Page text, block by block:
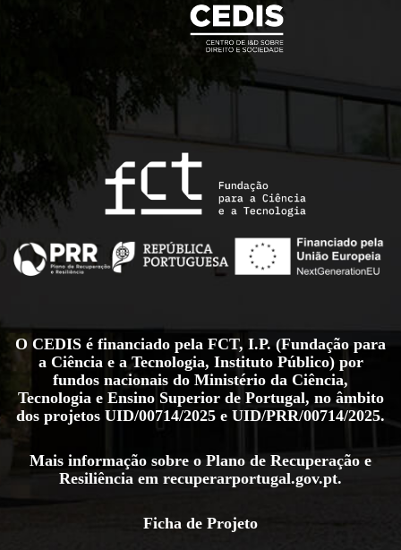
O CEDIS é financiado pela FCT, I.P. (Fundação para
a Ciência e a Tecnologia, Instituto Público) por
fundos nacionais do Ministério da Ciência,
Tecnologia e Ensino Superior de Portugal, no âmbito
dos projetos UID/00714/2025 e UID/PRR/00714/2025.
Mais informação sobre o Plano de Recuperação e
Resiliência em recuperarportugal.gov.pt.
Ficha de Projeto